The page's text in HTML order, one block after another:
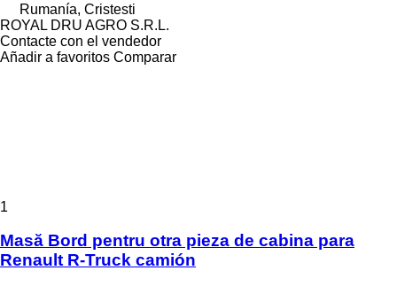
Rumanía, Cristesti
ROYAL DRU AGRO S.R.L.
Contacte con el vendedor
Añadir a favoritos Comparar
1
Masă Bord pentru otra pieza de cabina para
Renault R-Truck camión